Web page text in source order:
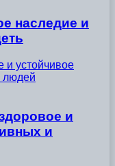
наследие и
и устойчивое
людей
и
и